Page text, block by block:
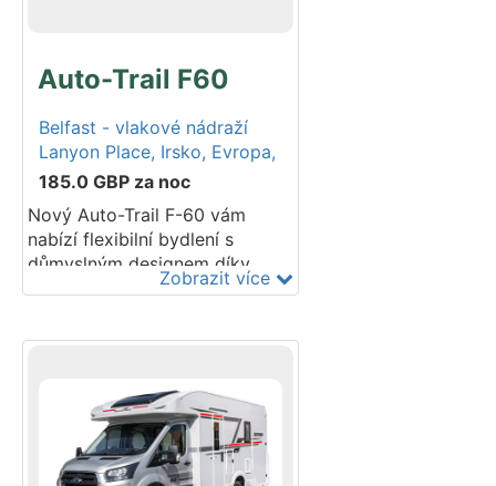
Fiat Ducato. Modelový rok
Auto-Trail F60
Belfast - vlakové nádraží
Lanyon Place, Irsko, Evropa,
185.0 GBP za noc
Nový Auto-Trail F-60 vám
nabízí flexibilní bydlení s
důmyslným designem díky
velké zadní koupelně a
pod šest metrů je stále
volnočasové vozidlo, což však
neznamená, že mu chybí
pohodlí nebo funkce. Elektricky
stahovací postel je geniálním
Zobrazit více